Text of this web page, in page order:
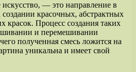
— это направление в
создании красочных, абстрактных
Процесс создания таких
и перемешивании
полученная смесь ложится на
уникальна и имеет свой